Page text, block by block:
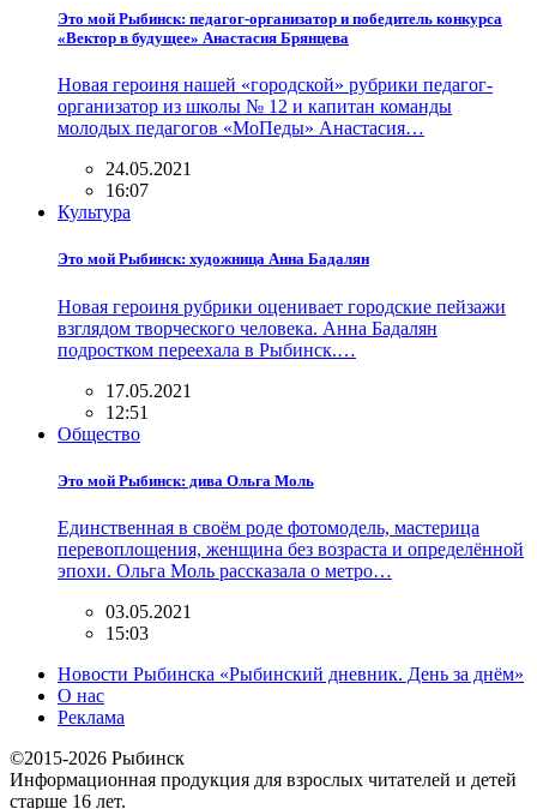
Это мой Рыбинск: педагог-организатор и победитель конкурса
«Вектор в будущее» Анастасия Брянцева
Новая героиня нашей «городской» рубрики педагог-
организатор из школы № 12 и капитан команды
молодых педагогов «МоПеды» Анастасия…
24.05.2021
16:07
Культура
Это мой Рыбинск: художница Анна Бадалян
Новая героиня рубрики оценивает городские пейзажи
взглядом творческого человека. Анна Бадалян
подростком переехала в Рыбинск.…
17.05.2021
12:51
Общество
Это мой Рыбинск: дива Ольга Моль
Единственная в своём роде фотомодель, мастерица
перевоплощения, женщина без возраста и определённой
эпохи. Ольга Моль рассказала о метро…
03.05.2021
15:03
Новости Рыбинска «Рыбинский дневник. День за днём»
О нас
Реклама
©2015-2026 Рыбинск
Информационная продукция для взрослых читателей и детей
старше 16 лет.